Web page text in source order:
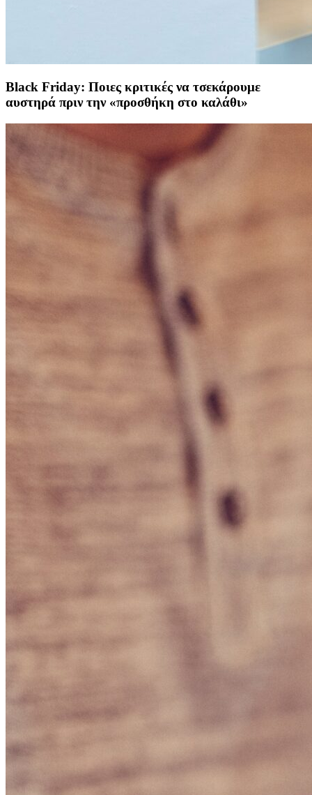
Black Friday: Ποιες κριτικές να τσεκάρουμε
αυστηρά πριν την «προσθήκη στο καλάθι»